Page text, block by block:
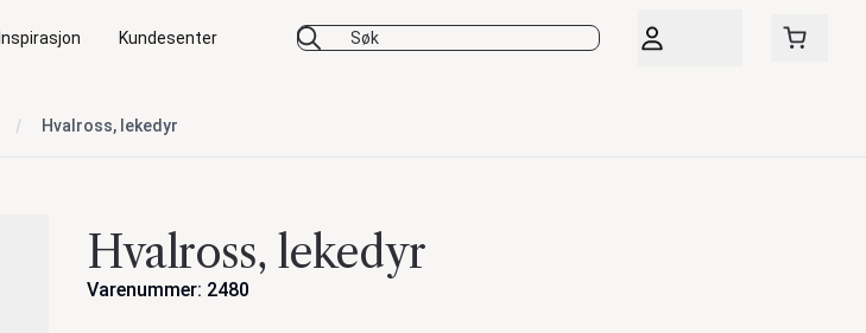
Inspirasjon Kundesenter
Hvalross, lekedyr
Hvalross, lekedyr
Varenummer: 2480